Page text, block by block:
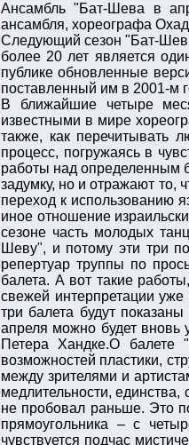
Ансамбль "Бат-Шева в
ансамбля, хореографа
Следующий сезон "Бат-
более 20 лет является
публике обновленные
поставленный им в 2001-м
В ближайшие четыре
известными в мире
также, как перечитывать
процесс, погружаясь в
работы над определенным
задумку, но и отражают то,
переход к использованию
иное отношение
сезоне часть молодых
Шеву", и потому эти три
репертуар труппы по
балета. А вот такие
свежей интерпретации
три балета будут
апреля можно будет вновь
Петера Хандке.О балете
возможностей пластики,
между зрителями и
медлительности, единства,
не пробовал раньше. Это
прямоугольника – с
чувствуется подчас